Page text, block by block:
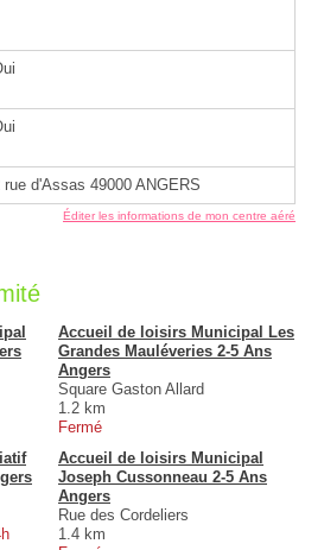
rue d'Assas 49000 ANGERS
Éditer les informations de mon centre aéré
Accueil de loisirs Municipal Les
Grandes Mauléveries 2-5 Ans
Angers
Square Gaston Allard
1.2 km
Fermé
Accueil de loisirs Municipal
Joseph Cussonneau 2-5 Ans
Angers
Rue des Cordeliers
1.4 km